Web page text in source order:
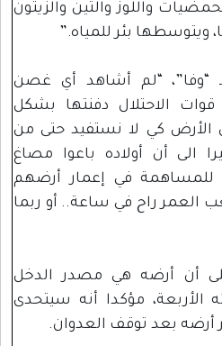
واللوز والتين والزيتون
ويتوسطها بئر للمياه.”
“وفا”، “لم أشاهد أي غصن
الاحتلال دفنتها بشكل
كي لا نستفيد حتى من
الى أن أولاده باعوا مصاغ
للمساهمة في إعمار أرضهم
العمر راح في ساعة.. أو ربما
أن أرضه هي مصدر الدخل
الأربعة، مؤكدا أنه سيتحدى
أرضه بعد توقف العدوان.